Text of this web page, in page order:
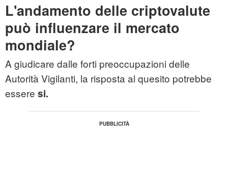
L'andamento delle criptovalute
può influenzare il mercato
mondiale?
A giudicare dalle forti preoccupazioni delle
Autorità Vigilanti, la risposta al quesito potrebbe
essere si.